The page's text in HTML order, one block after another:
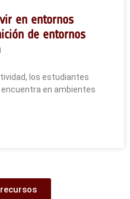
en entornos
de entornos
los estudiantes
en ambientes